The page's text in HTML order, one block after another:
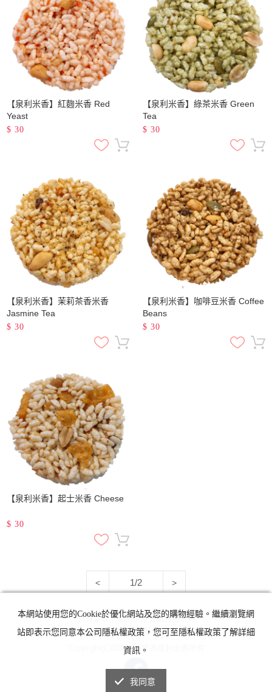
【泉利米香】紅麴米香 Red
Yeast
$ 30
【泉利米香】綠茶米香 Green
Tea
$ 30
【泉利米香】茉莉茶香米香
Jasmine Tea
$ 30
【泉利米香】咖啡豆米香 Coffee
Beans
$ 30
【泉利米香】起士米香 Cheese
$ 30
< 1/2 >
負責公司：泉利米香食品有限公司
統一編號：24215614
Copyright(C)2008. 版權為泉利米香所有
本網站使用您的Cookie於優化網站及您的購物經驗。繼續瀏覽網
站即表示您同意本公司隱私權政策，您可至隱私權政策了解詳細
資訊。
我同意